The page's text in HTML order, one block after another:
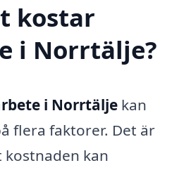
kostar
i Norrtälje?
i Norrtälje kan
flera faktorer. Det är
kan